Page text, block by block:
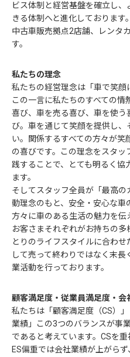
ビス体制と経営基盤を確立し
きる体制へと進化しております
中古車販売拠点2店舗、レンタ
す。
私たちの理念
私たちの経営理念は「車で笑顔
この一言に私たちのすべての情
喜び、車を売る喜び、車を使
び。車を通じて笑顔を提供し
い。関係するすべての方々が
の喜びです。この理念をスタ
践することで、とても明るく
ます。
そしてスタッフ全員が「最高
動理念のもと、安全・安心な
方々に車のある生活の魅力を伝
お客さまそれぞれがお持ちの
とりのライフスタイルに合わ
して売って終わりではなく末
業活動を行っております。
顧客満足度・従業員満足度・会
私たちは「顧客満足度（CS）
業績」この3つのバランスが事
であると考えています。CSを
ES偏重では会社業績が上がら